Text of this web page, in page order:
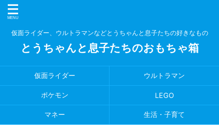
仮面ライダー、ウルトラマンなどとうちゃんと息子たちの好きなもの
とうちゃんと息子たちのおもちゃ箱
仮面ライダー ウルトラマン
ポケモン LEGO
マネー 生活・子育て